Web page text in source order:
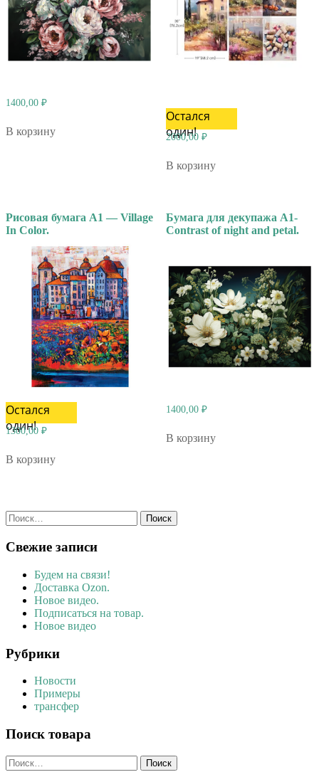
1400,00 ₽
В корзину
Остался
один!
2000,00 ₽
В корзину
Рисовая бумага А1 — Village
In Color.
Остался
один!
1300,00 ₽
В корзину
Бумага для декупажа А1-
Contrast of night and petal.
1400,00 ₽
В корзину
Найти:
Свежие записи
Будем на связи!
Доставка Ozon.
Новое видео.
Подписаться на товар.
Новое видео
Рубрики
Новости
Примеры
трансфер
Поиск товара
Найти: